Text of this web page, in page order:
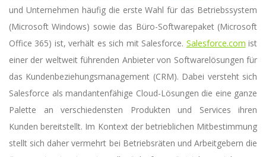
und Unternehmen häufig die erste Wahl für das Betriebssystem
(Microsoft Windows) sowie das Büro-Softwarepaket (Microsoft
Office 365) ist, verhält es sich mit Salesforce. Salesforce.com ist
einer der weltweit führenden Anbieter von Softwarelösungen für
das Kundenbeziehungsmanagement (CRM). Dabei versteht sich
Salesforce als mandantenfähige Cloud-Lösungen die eine ganze
Palette an verschiedensten Produkten und Services ihren
Kunden bereitstellt. Im Kontext der betrieblichen Mitbestimmung
stellt sich daher vermehrt bei Betriebsräten und Arbeitgebern die